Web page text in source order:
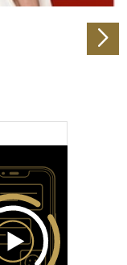
der Dienste